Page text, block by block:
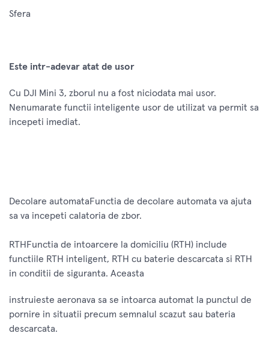
Sfera
Este intr-adevar atat de usor
Cu DJI Mini 3, zborul nu a fost niciodata mai usor.
Nenumarate functii inteligente usor de utilizat va permit sa
incepeti imediat.
Decolare automataFunctia de decolare automata va ajuta
sa va incepeti calatoria de zbor.
RTHFunctia de intoarcere la domiciliu (RTH) include
functiile RTH inteligent, RTH cu baterie descarcata si RTH
in conditii de siguranta. Aceasta
instruieste aeronava sa se intoarca automat la punctul de
pornire in situatii precum semnalul scazut sau bateria
descarcata.